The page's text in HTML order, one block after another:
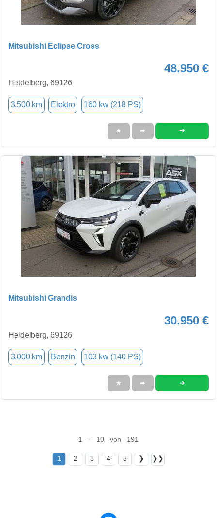
Mitsubishi Eclipse Cross
48.950 €
Heidelberg, 69126
3.500 km Elektro 160 kw (218 PS)
★ ➦ ➜
Mitsubishi Grandis
30.950 €
Heidelberg, 69126
3.000 km Benzin 103 kw (140 PS)
★ ➦ ➜
1 - 10 von 191
1 2 3 4 5 ❯ ❯❯